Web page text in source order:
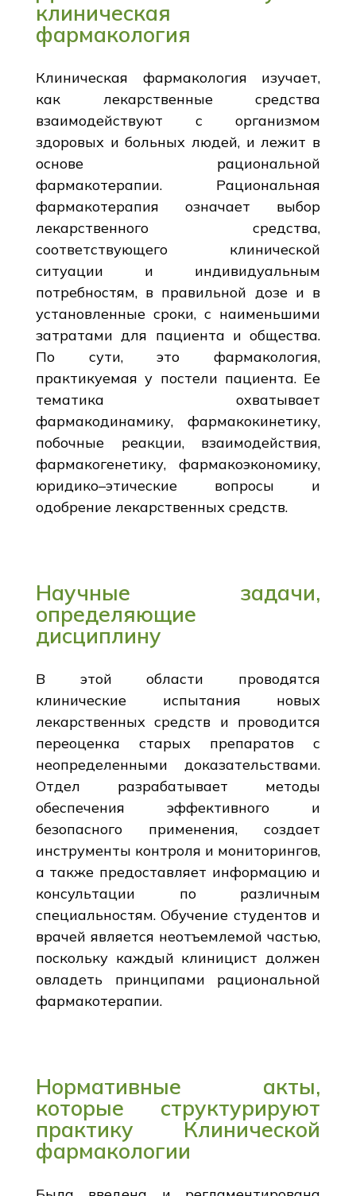
клиническая
фармакология
Клиническая фармакология изучает,
как лекарственные средства
взаимодействуют с организмом
здоровых и больных людей, и лежит в
основе рациональной
фармакотерапии. Рациональная
фармакотерапия означает выбор
лекарственного средства,
соответствующего клинической
ситуации и индивидуальным
потребностям, в правильной дозе и в
установленные сроки, с наименьшими
затратами для пациента и общества.
По сути, это фармакология,
практикуемая у постели пациента. Ее
тематика охватывает
фармакодинамику, фармакокинетику,
побочные реакции, взаимодействия,
фармакогенетику, фармакоэкономику,
юридико–этические вопросы и
одобрение лекарственных средств.
Научные задачи,
определяющие
дисциплину
В этой области проводятся
клинические испытания новых
лекарственных средств и проводится
переоценка старых препаратов с
неопределенными доказательствами.
Отдел разрабатывает методы
обеспечения эффективного и
безопасного применения, создает
инструменты контроля и мониторингов,
а также предоставляет информацию и
консультации по различным
специальностям. Обучение студентов и
врачей является неотъемлемой частью,
поскольку каждый клиницист должен
овладеть принципами рациональной
фармакотерапии.
Нормативные акты,
которые структурируют
практику Клинической
фармакологии